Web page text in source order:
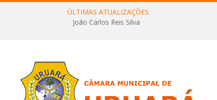
ÚLTIMAS ATUALIZAÇÕES:
João Carlos Reis Silva